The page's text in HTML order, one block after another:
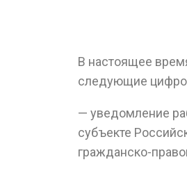
В настоящее
следующие
— уведомление
субъекте
гражданско-